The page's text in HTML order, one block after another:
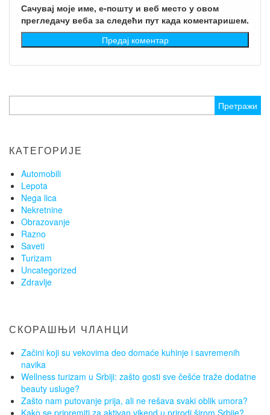
Сачувај моје име, е-пошту и веб место у овом
прегледачу веба за следећи пут када коментаришем.
за:
КАТЕГОРИЈЕ
Automobili
Lepota
Nega lica
Nekretnine
Obrazovanje
Razno
Saveti
Turizam
Uncategorized
Zdravlje
СКОРАШЊИ ЧЛАНЦИ
Začini koji su vekovima deo domaće kuhinje i savremenih
navika
Wellness turizam u Srbiji: zašto gosti sve češće traže dodatne
beauty usluge?
Zašto nam putovanje prija, ali ne rešava svaki oblik umora?
Kako se pripremiti za aktivan vikend u prirodi širom Srbije?